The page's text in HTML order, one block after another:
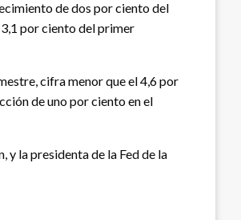
de dos por ciento del
por ciento del primer
cifra menor que el 4,6 por
de uno por ciento en el
y la presidenta de la Fed de la